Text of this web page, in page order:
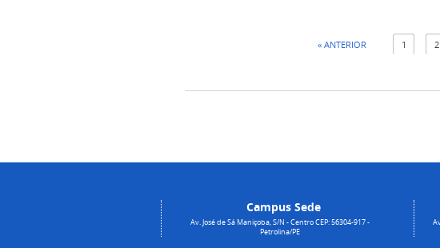
« ANTERIOR 1 2
Campus Sede
Av. José de Sá Maniçoba, S/N - Centro CEP: 56304-917 -
Petrolina/PE